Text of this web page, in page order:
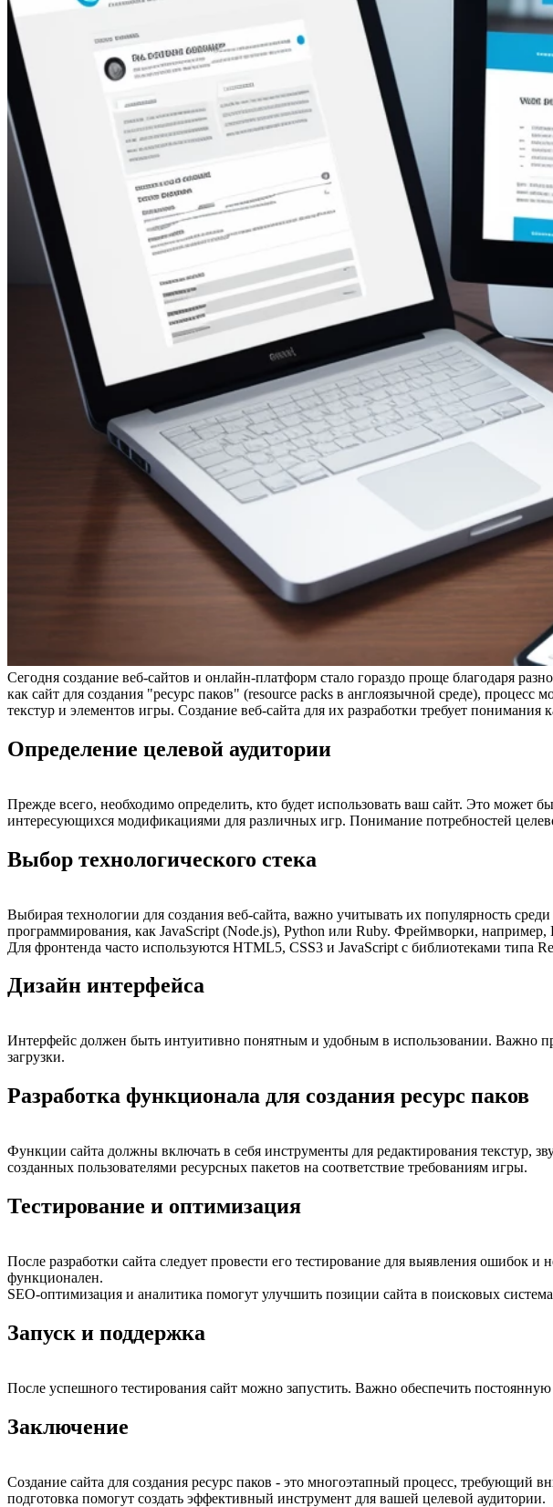
Сегодня создание веб-сайтов и онлайн-платформ стало гораздо проще благодаря
как сайт для создания "ресурс паков" (resource packs в англоязычной среде),
текстур и элементов игры. Создание веб-сайта для их разработки требует
Определение целевой аудитории
Прежде всего, необходимо определить, кто будет использовать ваш сайт. Это может
интересующихся модификациями для различных игр. Понимание потребностей
Выбор технологического стека
Выбирая технологии для создания веб-сайта, важно учитывать их популярность
программирования, как JavaScript (Node.js), Python или Ruby. Фреймворки, например,
Для фронтенда часто используются HTML5, CSS3 и JavaScript с библиотеками типа
Дизайн интерфейса
Интерфейс должен быть интуитивно понятным и удобным в использовании. Важно
загрузки.
Разработка функционала для создания ресурс паков
Функции сайта должны включать в себя инструменты для редактирования текстур,
созданных пользователями ресурсных пакетов на соответствие требованиям игры.
Тестирование и оптимизация
После разработки сайта следует провести его тестирование для выявления ошибок
функционален.
SEO-оптимизация и аналитика помогут улучшить позиции сайта в поисковых
Запуск и поддержка
После успешного тестирования сайт можно запустить. Важно обеспечить
Заключение
Создание сайта для создания ресурс паков - это многоэтапный процесс, требующий
подготовка помогут создать эффективный инструмент для вашей целевой аудитории.